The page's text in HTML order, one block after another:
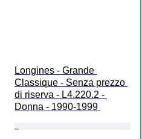
Longines - Grande
Classique - Senza prezzo
di riserva - L4.220.2 -
Donna - 1990-1999